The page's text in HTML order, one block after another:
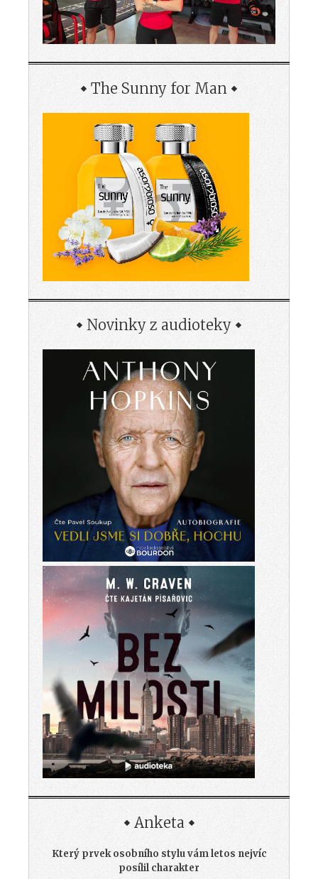
The Sunny for Man
Novinky z audioteky
Anketa
Který prvek osobního stylu vám letos nejvíc
posílil charakter